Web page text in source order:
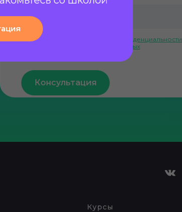
+7(000)000-0000
Я согласен с политикой конфиденциальности
обработку персональных данных
Консультация
Курсы